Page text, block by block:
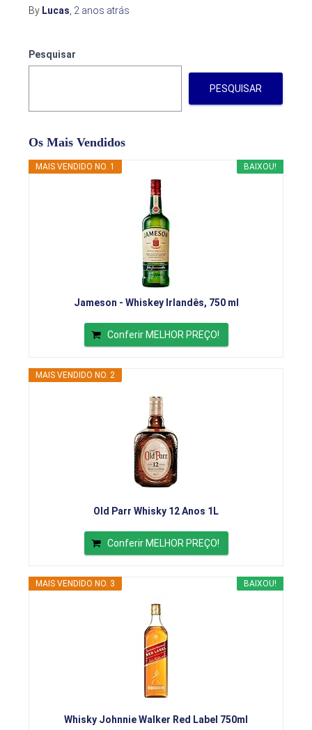
By Lucas 2 anos atrás
Pesquisar
PESQUISAR
Os Mais Vendidos
BAIXOU!
MAIS VENDIDO NO. 1
Jameson - Whiskey Irlandês, 750 ml
Conferir MELHOR PREÇO!
MAIS VENDIDO NO. 2
Old Parr Whisky 12 Anos 1L
Conferir MELHOR PREÇO!
BAIXOU!
MAIS VENDIDO NO. 3
Whisky Johnnie Walker Red Label 750ml